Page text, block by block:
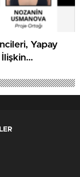
Yapay
İlişkin